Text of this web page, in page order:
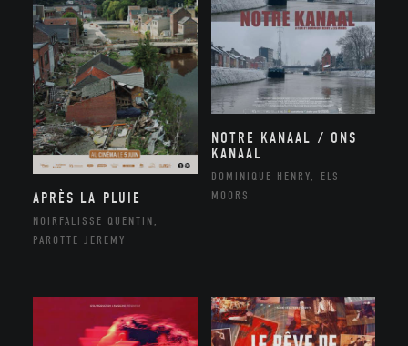
APRÈS LA PLUIE
NOIRFALISSE QUENTIN,
PAROTTE JEREMY
NOTRE KANAAL / ONS
KANAAL
DOMINIQUE HENRY, ELS
MOORS